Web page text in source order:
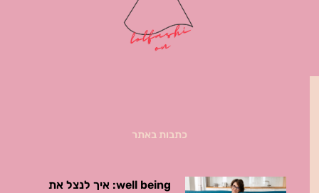
כתבות באתר
well being: איך לנצל את